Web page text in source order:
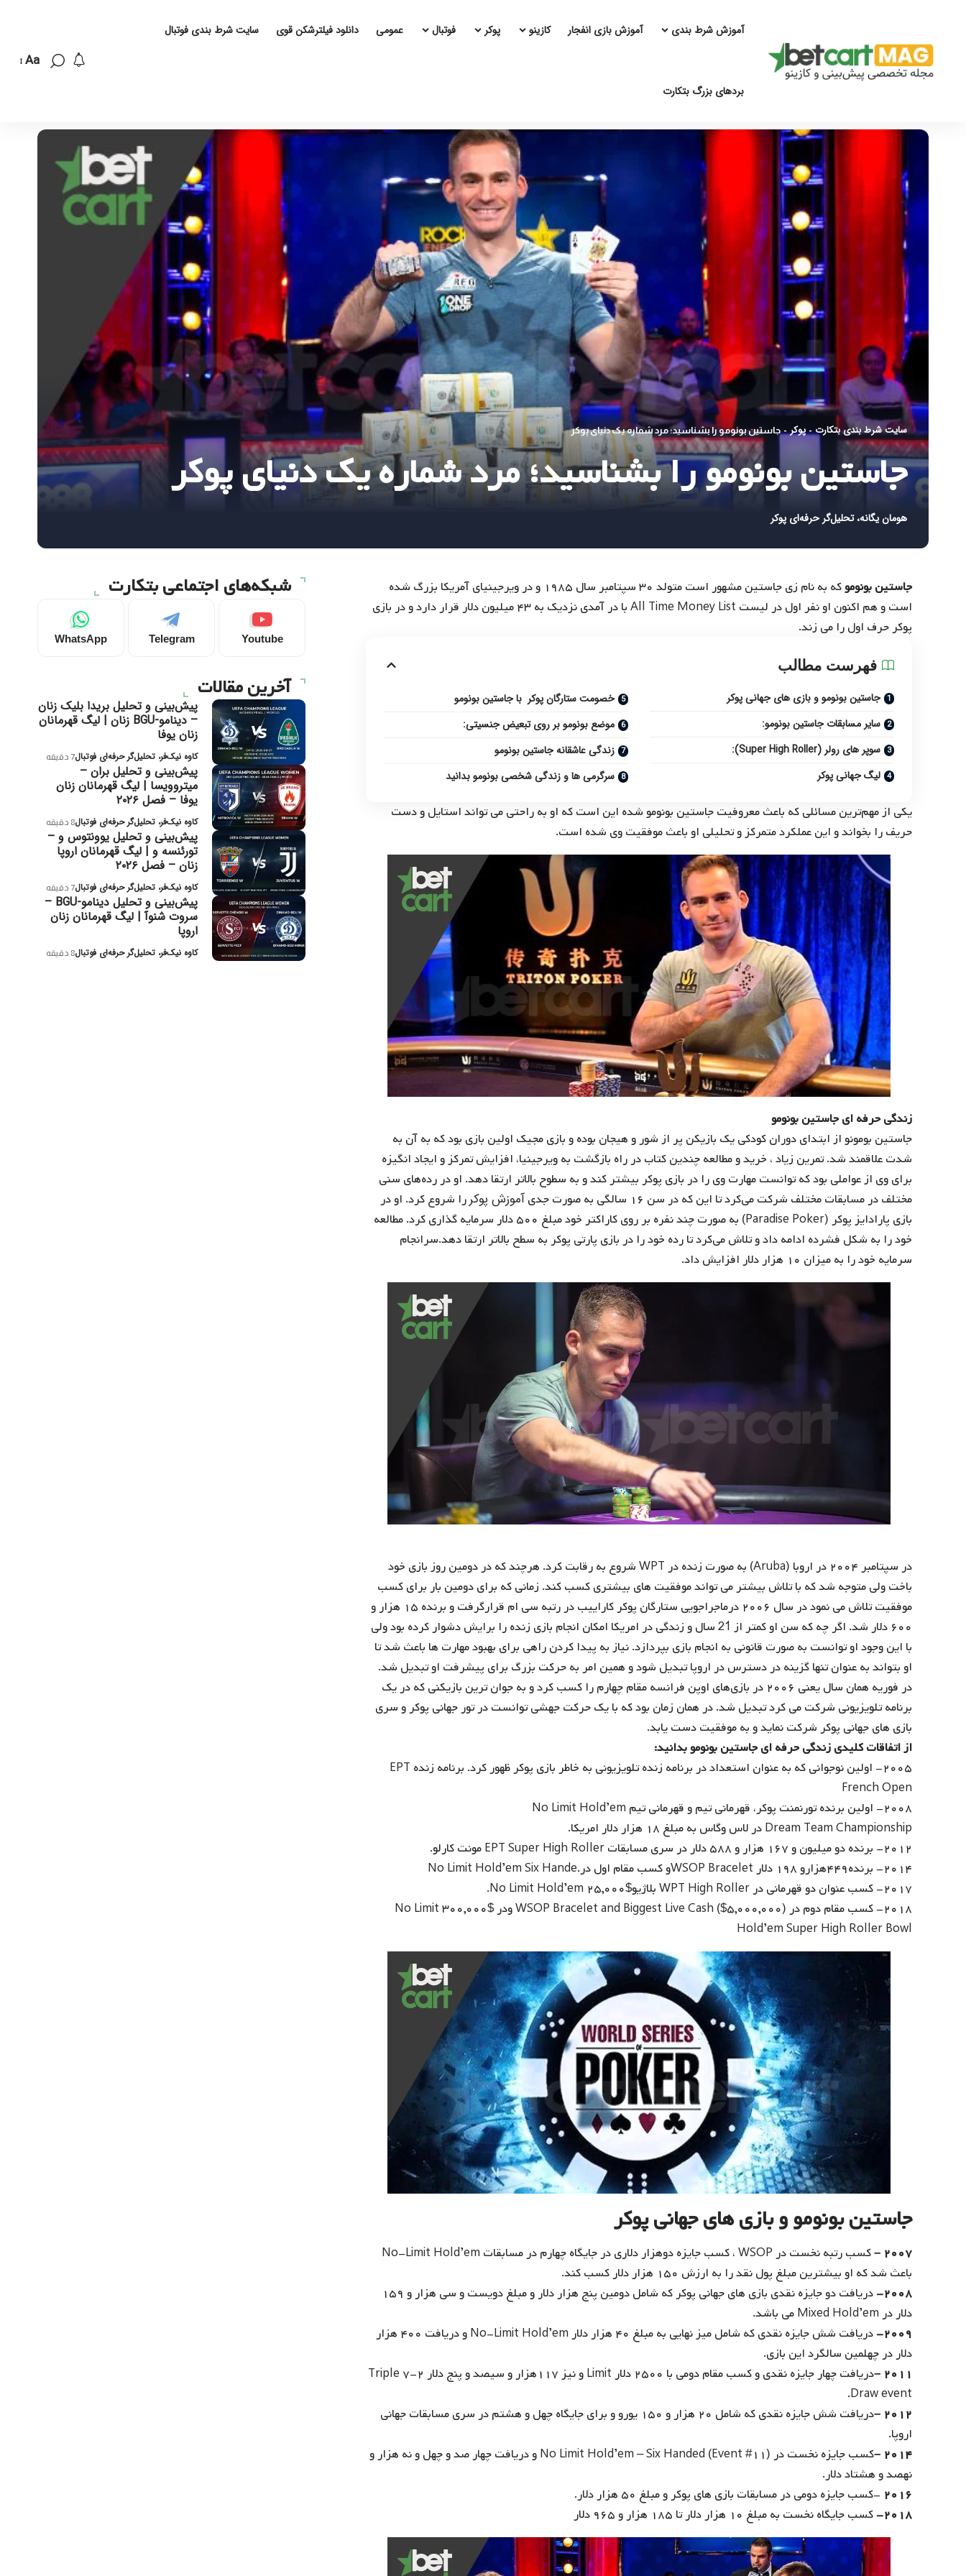
آموزش شرط بندی آموزش بازی انفجار کازینو پوکر فوتبال عمومی دانلود فیلترشکن قوی سایت شرط بندی فوتبال
بردهای بزرگ بتکارت
Aa
سایت شرط بندی بتکارت - پوکر - جاستین بونومو را بشناسید؛ مرد شماره یک دنیای پوکر
جاستین بونومو را بشناسید؛ مرد شماره یک دنیای پوکر
هومان یگانه، تحلیل‌گر حرفه‌ای پوکر
جاستین بونومو
که به نام زی جاستین مشهور است متولد ۳۰ سپتامبر سال ۱۹۸۵ و در ویرجینیای آمریکا بزرگ شده
است و هم اکنون او نفر اول در لیست All Time Money List با در آمدی نزدیک به ۴۳ میلیون دلار قرار دارد و در بازی
پوکر حرف اول را می زند.
فهرست مطالب
جاستین بونومو و بازی های جهانی پوکر
سایر مسابقات جاستین بونومو:
سوپر های رولر (Super High Roller):
لیگ جهانی پوکر
خصومت ستارگان پوکر با جاستین بونومو
موضع بونومو بر روی تبعیض جنسیتی:
زندگی عاشقانه جاستین بونومو
سرگرمی ها و زندگی شخصی بونومو بدانید
یکی از مهم‌ترین مسائلی که باعث معروفیت جاستین بونومو شده این است که او به راحتی می تواند استایل و دست
حریف را بخواند و این عملکرد متمرکز و تحلیلی او باعث موفقیت وی شده است.
زندگی حرفه ای جاستین بونومو
جاستین بومونو از ابتدای دوران کودکی یک بازیکن پر از شور و هیجان بوده و بازی مجیک اولین بازی بود که به آن به
شدت علاقمند شد. تمرین زیاد ، خرید و مطالعه چندین کتاب در راه بازگشت به ویرجینیا، افزایش تمرکز و ایجاد انگیزه
برای وی از عواملی بود که توانست مهارت وی را در بازی پوکر بیشتر کند و به سطوح بالاتر ارتقا دهد. او در رده‌های سنی
مختلف در مسابقات مختلف شرکت می‌کرد تا این که در سن ۱۶ سالگی به صورت جدی
آموزش پوکررا شروع کرد. او در
بازی پارادایز پوکر (Paradise Poker) به صورت چند نفره بر روی کاراکتر خود مبلغ ۵۰۰ دلار سرمایه گذاری کرد. مطالعه
خود را به شکل فشرده ادامه داد و تلاش می‌کرد تا رده خود را در بازی پارتی پوکر به سطح بالاتر ارتقا دهد.سرانجام
سرمایه خود را به میزان ۱۰ هزار دلار افزایش داد.
در سپتامبر ۲۰۰۴ در اروبا (Aruba) به صورت زنده در WPT شروع به رقابت کرد. هرچند که در دومین روز بازی خود
باخت ولی متوجه شد که با تلاش بیشتر می تواند موفقیت های بیشتری کسب کند. زمانی که برای دومین بار برای کسب
موفقیت تلاش می نمود در سال ۲۰۰۶ درماجراجویی ستارگان پوکر کاراییب در رتبه سی ام قرارگرفت و برنده ۱۵ هزار و
۶۰۰ دلار شد. اگر چه که سن او کمتر از 21 سال و زندگی در امریکا امکان انجام بازی زنده را برایش دشوار کرده بود ولی
با این وجود او توانست به صورت قانونی به انجام بازی بپردازد. نیاز به پیدا کردن راهی برای بهبود مهارت ها باعث شد تا
او بتواند به عنوان تنها گزینه در دسترس در اروپا تبدیل شود و همین امر به حرکت بزرگ برای پیشرفت او تبدیل شد.
در فوریه همان سال یعنی ۲۰۰۶ در بازی‌های اوپن فرانسه مقام چهارم را کسب کرد و به جوان ترین بازیکنی که در یک
برنامه تلویزیونی شرکت می‌ کرد تبدیل شد. در همان زمان بود که با یک حرکت جهشی توانست در تور جهانی پوکر و سری
بازی های جهانی پوکر شرکت نماید و به موفقیت دست یابد.
از اتفاقات کلیدی زندگی حرفه ای جاستین بونومو بدانید:
۲۰۰۵- اولین نوجوانی که به عنوان استعداد در برنامه زنده تلویزیونی به خاطر بازی پوکر ظهور کرد. برنامه زنده EPT
French Open
۲۰۰۸- اولین برنده تورنمنت پوکر، قهرمانی تیم و قهرمانی تیم No Limit Hold’em
Dream Team Championship در لاس وگاس به مبلغ ۱۸ هزار دلار امریکا.
۲۰۱۲- برنده دو میلیون و ۱۶۷ هزار و ۵۸۸ دلار در سری مسابقات EPT Super High Roller مونت کارلو.
۲۰۱۴- برنده۴۴۹هزارو ۱۹۸ دلار WSOP Braceletو کسب مقام اول در.No Limit Hold’em Six Hande
۲۰۱۷- کسب عنوان دو قهرمانی در WPT High Roller بلاژیو$۲۵,۰۰۰ No Limit Hold’em.
۲۰۱۸- کسب مقام دوم در (WSOP Bracelet and Biggest Live Cash ($۵,۰۰۰,۰۰۰ ودر $۳۰۰,۰۰۰ No Limit
Hold’em Super High Roller Bowl
جاستین بونومو و بازی های جهانی پوکر
۲۰۰۷ –
کسب رتبه نخست در WSOP ، کسب جایزه دوهزار دلاری در جایگاه چهارم در مسابقات No-Limit Hold’em
باعث شد که او بیشترین مبلغ پول نقد را به ارزش ۱۵۰ هزار دلار کسب کند.
۲۰۰۸-
دریافت دو جایزه نقدی بازی‌ های جهانی پوکر که شامل دومین پنج هزار دلار و مبلغ دویست و سی هزار و ۱۵۹
دلار در Mixed Hold’em می باشد.
۲۰۰۹-
دریافت شش جایزه نقدی که شامل میز نهایی به مبلغ ۴۰ هزار دلار No-Limit Hold’em و دریافت ۴۰۰ هزار
دلار در چهلمین سالگرد این بازی.
۲۰۱۱ –
دریافت چهار جایزه نقدی و کسب مقام دومی با ۲۵۰۰ دلار Limit و نیز ۱۱۷هزار و سیصد و پنج دلار ۲-۷ Triple
Draw event.
۲۰۱۲ –
دریافت شش جایزه نقدی که شامل ۲۰ هزار و ۱۵۰ یورو و برای جایگاه چهل و هشتم در سری مسابقات جهانی
اروپا.
۲۰۱۴ –
کسب جایزه نخست در (No Limit Hold’em – Six Handed (Event #۱۱ و دریافت چهار صد و چهل و نه هزار و
نهصد و هشتاد دلار.
۲۰۱۶ -کسب جایزه دومی در مسابقات بازی های پوکر و مبلغ ۵۰ هزار دلار.
۲۰۱۸- کسب جایگاه نخست به مبلغ ۱۰ هزار دلار تا ۱۸۵ هزار و ۹۶۵ دلار
شبکه‌های اجتماعی بتکارت
Youtube
Telegram
WhatsApp
آخرین مقالات
پیش‌بینی و تحلیل بریدا بلیک زنان
– دینامو-BGU زنان | لیگ قهرمانان
زنان یوفا
کاوه نیک‌فر، تحلیل‌گر حرفه‌ای فوتبال7 دقیقه
پیش‌بینی و تحلیل بران –
میتروویسا | لیگ قهرمانان زنان
یوفا – فصل ۲۰۲۶
کاوه نیک‌فر، تحلیل‌گر حرفه‌ای فوتبال8 دقیقه
پیش‌بینی و تحلیل یوونتوس و –
تورئنسه و | لیگ قهرمانان اروپا
زنان – فصل ۲۰۲۶
کاوه نیک‌فر، تحلیل‌گر حرفه‌ای فوتبال7 دقیقه
پیش‌بینی و تحلیل دینامو-BGU –
سروت شنوآ | لیگ قهرمانان زنان
اروپا
کاوه نیک‌فر، تحلیل‌گر حرفه‌ای فوتبال8 دقیقه